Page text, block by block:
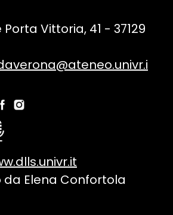
Vittoria, 41 - 37129
da Elena Confortola